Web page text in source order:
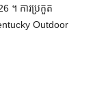
។ ការប្រកួត
Outdoor